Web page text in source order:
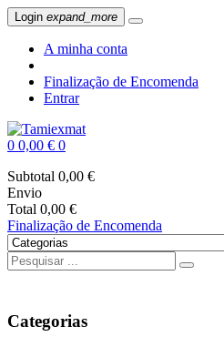
Login expand_more
A minha conta
Finalização de Encomenda
Entrar
0 0,00 € 0
Subtotal 0,00 €
Envio
Total 0,00 €
Finalização de Encomenda
Categorias